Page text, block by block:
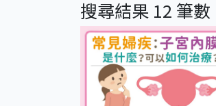
搜尋結果 12 筆數